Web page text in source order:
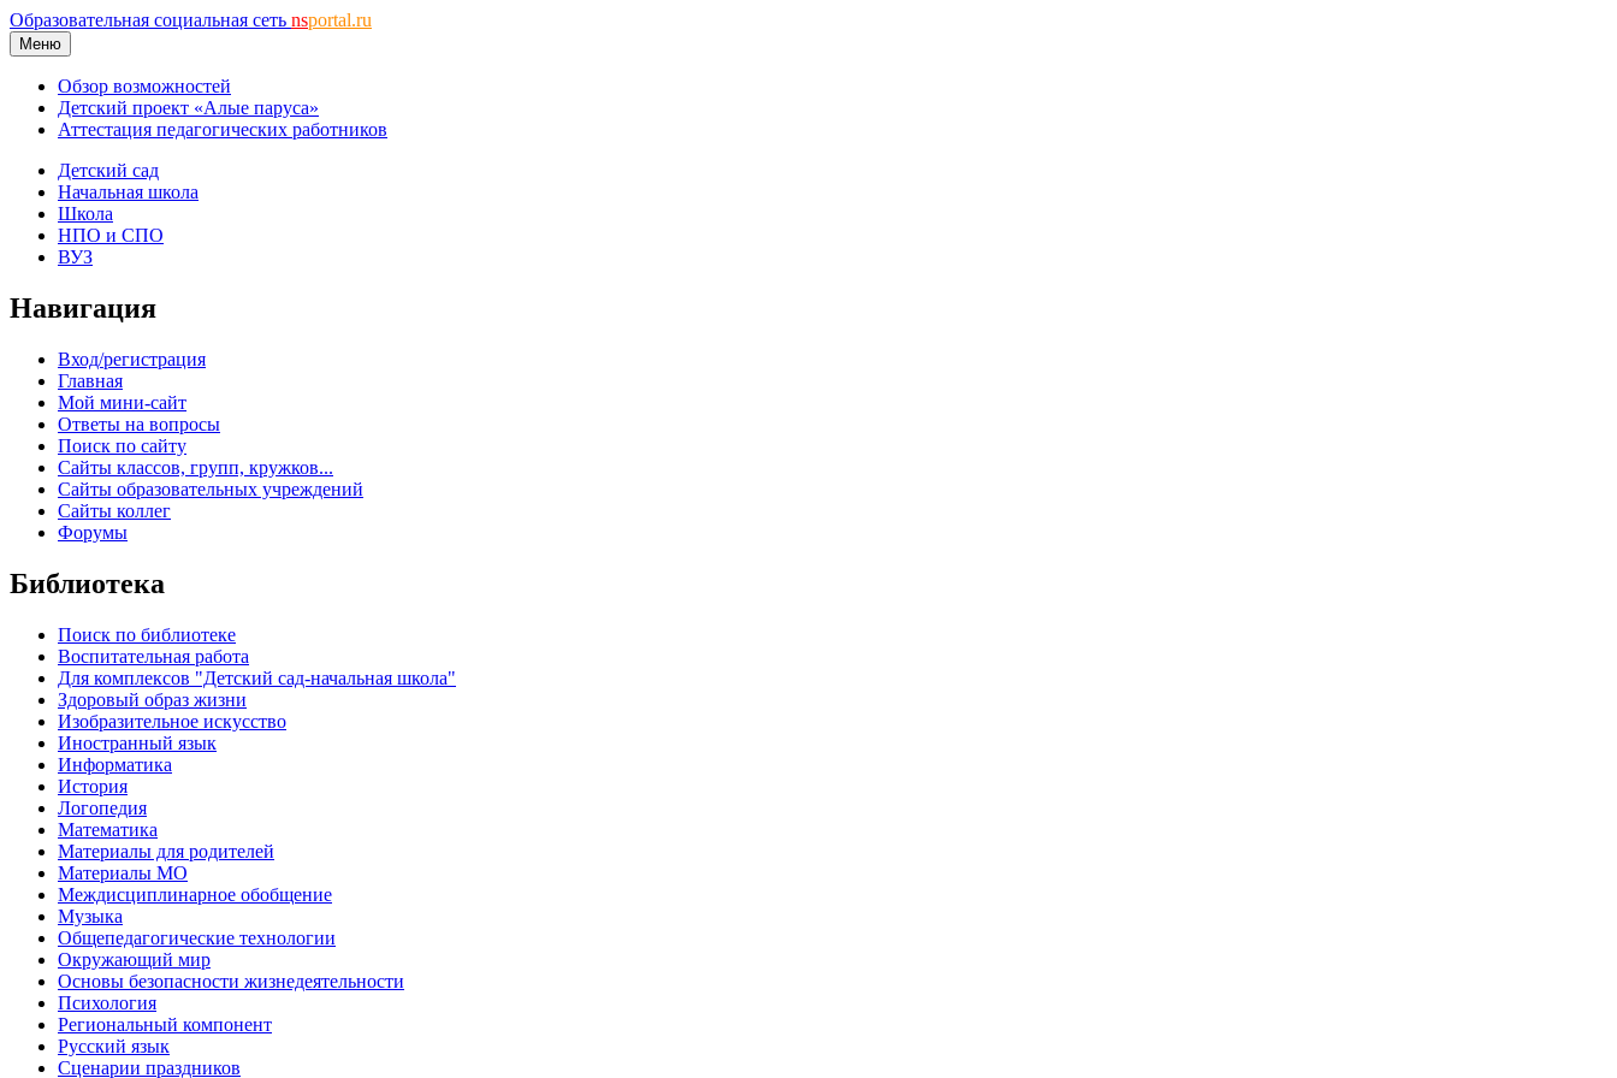
Образовательная социальная сеть nsportal.ru
Меню
Обзор возможностей
Детский проект «Алые паруса»
Аттестация педагогических работников
Детский сад
Начальная школа
Школа
НПО и СПО
ВУЗ
Навигация
Вход/регистрация
Главная
Мой мини-сайт
Ответы на вопросы
Поиск по сайту
Сайты классов, групп, кружков...
Сайты образовательных учреждений
Сайты коллег
Форумы
Библиотека
Поиск по библиотеке
Воспитательная работа
Для комплексов "Детский сад-начальная школа"
Здоровый образ жизни
Изобразительное искусство
Иностранный язык
Информатика
История
Логопедия
Математика
Материалы для родителей
Материалы МО
Междисциплинарное обобщение
Музыка
Общепедагогические технологии
Окружающий мир
Основы безопасности жизнедеятельности
Психология
Региональный компонент
Русский язык
Сценарии праздников